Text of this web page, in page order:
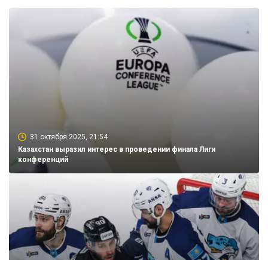
31 октября 2025, 21:54
Казахстан выразил интерес в проведении финала Лиги
конференций